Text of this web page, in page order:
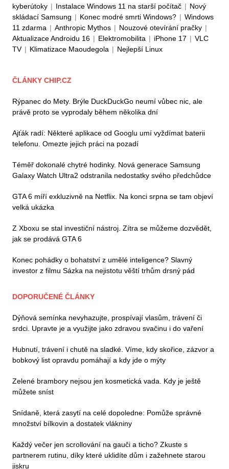
kyberútoky | Instalace Windows 11 na starší počítač | Nový
skládací Samsung | Konec modré smrti Windows? | Windows
11 zdarma | Anthropic Mythos | Nouzové otevírání pračky |
Aktualizace Androidu 16 | Elektromobilita | iPhone 17 | VLC
TV | Klimatizace Maoudegola | Nejlepší Linux
ČLÁNKY CHIP.CZ
Rýpanec do Mety. Brýle DuckDuckGo neumí vůbec nic, ale
právě proto se vyprodaly během několika dní
Ajťák radí: Některé aplikace od Googlu umí vyždímat baterii
telefonu. Omezte jejich práci na pozadí
Téměř dokonalé chytré hodinky. Nová generace Samsung
Galaxy Watch Ultra2 odstranila nedostatky svého předchůdce
GTA 6 míří exkluzivně na Netflix. Na konci srpna se tam objeví
velká ukázka
Z Xboxu se stal investiční nástroj. Zítra se můžeme dozvědět,
jak se prodává GTA 6
Konec pohádky o bohatství z umělé inteligence? Slavný
investor z filmu Sázka na nejistotu věští trhům drsný pád
DOPORUČENÉ ČLÁNKY
Dýňová semínka nevyhazujte, prospívají vlasům, trávení či
srdci. Upravte je a využijte jako zdravou svačinu i do vaření
Hubnutí, trávení i chutě na sladké. Víme, kdy skořice, zázvor a
bobkový list opravdu pomáhají a kdy jde o mýty
Zelené brambory nejsou jen kosmetická vada. Kdy je ještě
můžete sníst
Snídaně, která zasytí na celé dopoledne: Pomůže správné
množství bílkovin a dostatek vlákniny
Každý večer jen scrollování na gauči a ticho? Zkuste s
partnerem rutinu, díky které uklidíte dům i zažehnete starou
jiskru